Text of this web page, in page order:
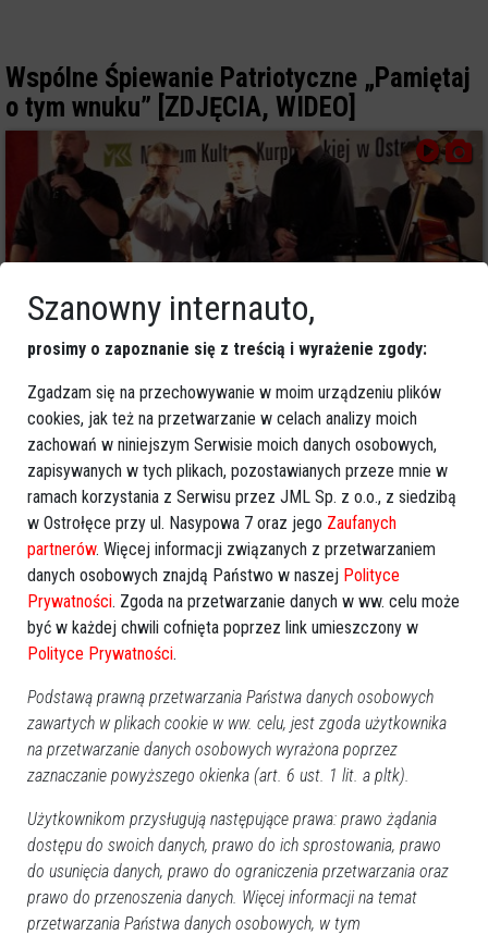
Wspólne Śpiewanie Patriotyczne „Pamiętaj
o tym wnuku” [ZDJĘCIA, WIDEO]
Ostrołęka
2022-11-11 17:48
Wspólne śpiewanie patriotyczne w Muzeum
Kultury Kurpiowskiej [ZDJĘCIA]
Ostrołęka
2015-11-11 19:36
Szanowny internauto,
prosimy o zapoznanie się z treścią i wyrażenie zgody:
Zgadzam się na przechowywanie w moim urządzeniu plików
cookies, jak też na przetwarzanie w celach analizy moich
zachowań w niniejszym Serwisie moich danych osobowych,
zapisywanych w tych plikach, pozostawianych przeze mnie w
ramach korzystania z Serwisu przez JML Sp. z o.o., z siedzibą
w Ostrołęce przy ul. Nasypowa 7 oraz jego Zaufanych
partnerów. Więcej informacji związanych z przetwarzaniem
danych osobowych znajdą Państwo w naszej Polityce
Prywatności. Zgoda na przetwarzanie danych w ww. celu może
być w każdej chwili cofnięta poprzez link umieszczony w
Polityce Prywatności.
Podstawą prawną przetwarzania Państwa danych osobowych
zawartych w plikach cookie w ww. celu, jest zgoda użytkownika
na przetwarzanie danych osobowych wyrażona poprzez
zaznaczanie powyższego okienka (art. 6 ust. 1 lit. a pltk).
Użytkownikom przysługują następujące prawa: prawo żądania
dostępu do swoich danych, prawo do ich sprostowania, prawo
do usunięcia danych, prawo do ograniczenia przetwarzania oraz
prawo do przenoszenia danych. Więcej informacji na temat
przetwarzania Państwa danych osobowych, w tym